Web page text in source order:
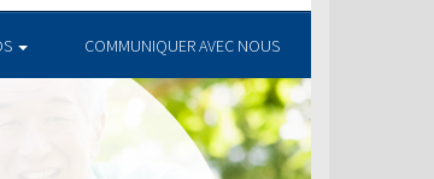
COMMUNIQUER AVEC NOUS